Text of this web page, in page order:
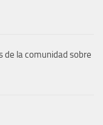
de la comunidad sobre